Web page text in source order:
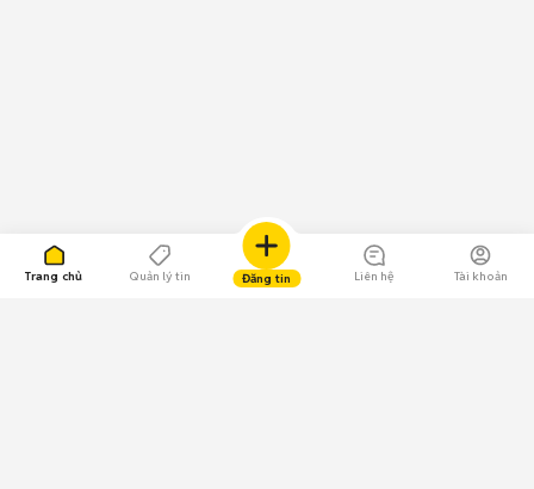
Trang chủ Quản lý tin Đăng tin Liên hệ Tài khoản